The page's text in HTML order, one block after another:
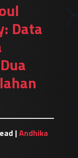
Data
|Andhika